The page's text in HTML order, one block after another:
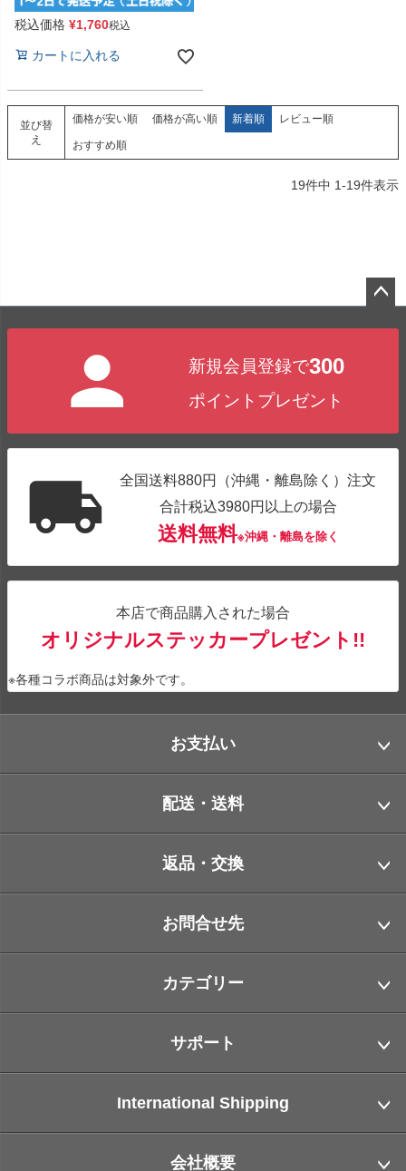
税込価格 ¥1,760税込
カートに入れる
並び替
え
価格が安い順 価格が高い順 新着順 レビュー順
おすすめ順
19件中 1-19件表示
新規会員登録で300
ポイントプレゼント
全国送料880円（沖縄・離島除く）注文
合計税込3980円以上の場合
送料無料※沖縄・離島を除く
本店で商品購入された場合
オリジナルステッカープレゼント!!
※各種コラボ商品は対象外です。
お支払い
配送・送料
返品・交換
お問合せ先
カテゴリー
サポート
International Shipping
会社概要